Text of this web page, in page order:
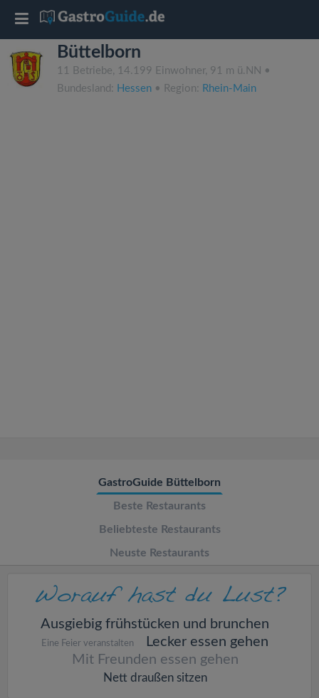
Büttelborn
11 Betriebe, 14.199 Einwohner, 91 m ü.NN •
Bundesland: Hessen • Region: Rhein-Main
GastroGuide Büttelborn
Beste Restaurants
Beliebteste Restaurants
Neuste Restaurants
Ausgiebig frühstücken und brunchen
Eine Feier veranstalten
Lecker essen gehen
Mit Freunden essen gehen
Nett draußen sitzen
T
o